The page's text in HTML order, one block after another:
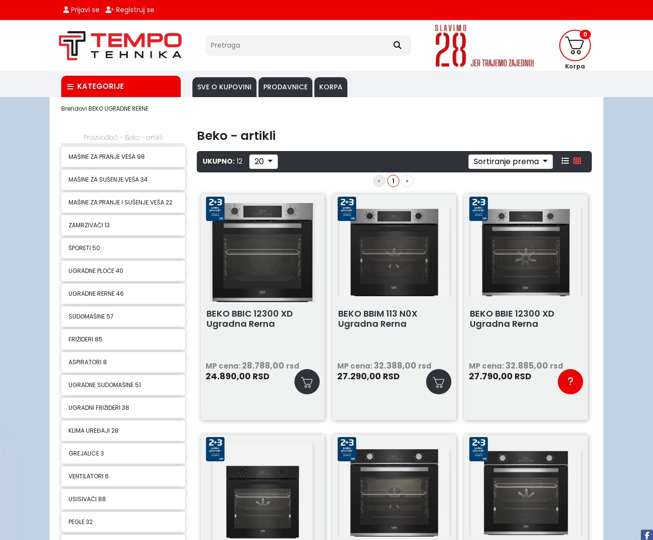
Prijavi se Registruj se
0
Korpa
KATEGORIJE SVE O KUPOVINI PRODAVNICE KORPA
Brendovi BEKOUGRADNE RERNE
Proizvođač - Beko - artikli
MAŠINE ZA PRANJE VEŠA 98
MAŠINE ZA SUŠENJE VEŠA34
MAŠINE ZA PRANJE I SUŠENJE VEŠA22
ZAMRZIVAČI 13
ŠPORETI 50
UGRADNE PLOČE40
UGRADNE RERNE46
SUDOMAŠINE57
FRIŽIDERI 85
ASPIRATORI 8
UGRADNE SUDOMAŠINE51
UGRADNI FRIŽIDERI 38
KLIMA UREĐAJI 28
GREJALICE3
VENTILATORI 6
USISIVAČI 88
PEGLE32
Beko - artikli
UKUPNO: 12 20 Sortiranje prema
« 1 »
BEKO BBIC 12300 XD
Ugradna Rerna
MP cena:28.788,00 rsd
24.890,00 RSD
BEKO BBIM 113 N0X
Ugradna Rerna
MP cena:32.388,00 rsd
27.290,00 RSD
BEKO BBIE 12300 XD
Ugradna Rerna
MP cena:32.885,00 rsd
27.790,00 RSD